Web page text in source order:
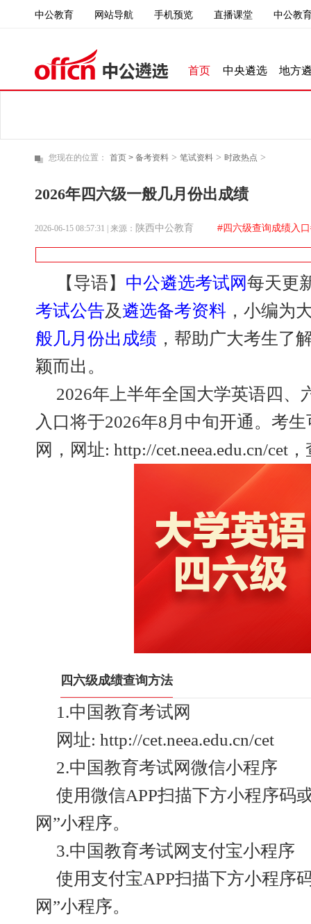
中公教育 网站导航 手机预览 直播课堂 中公教
首页 中央遴选 地方
您现在的位置： 首页 > 备考资料 > 笔试资料 > 时政热点 >
2026年四六级一般几月份出成绩
2026-06-15 08:57:31 | 来源： 陕西中公教育 #四六级查询成绩入
【导语】 中公遴选考试网每天更
考试公告及遴选备考资料 ，小编为
般几月份出成绩 ，帮助广大考生了
颖而出。
2026年上半年全国大学英语四、
入口将于2026年8月中旬开通。考
网，网址: http://cet.neea.edu.cn/cet
四六级成绩查询方法
1.中国教育考试网
网址: http://cet.neea.edu.cn/cet
2.中国教育考试网微信小程序
使用微信APP扫描下方小程序码
网”小程序。
3.中国教育考试网支付宝小程序
使用支付宝APP扫描下方小程序
网”小程序。